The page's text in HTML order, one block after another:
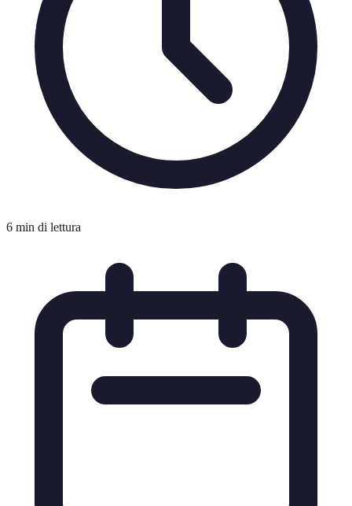
6 min di lettura